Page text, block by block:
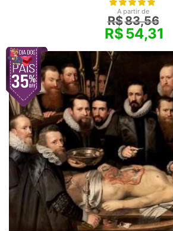
A partir de
R$83,56
R$54,31